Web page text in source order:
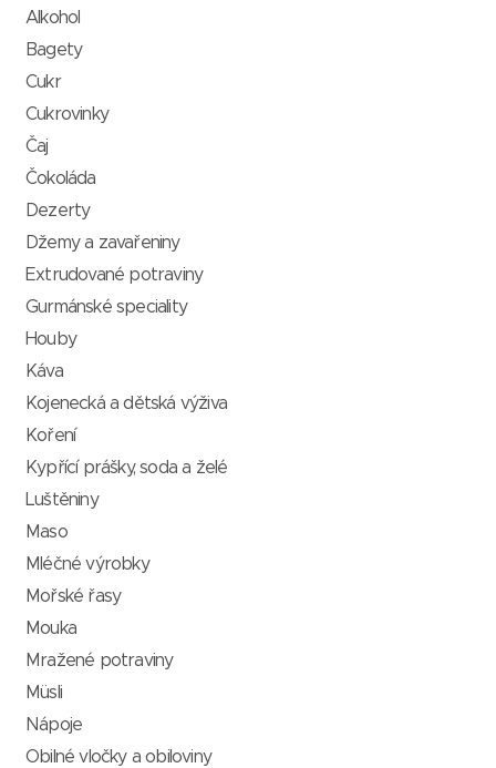
Alkohol
Bagety
Cukr
Cukrovinky
Čaj
Čokoláda
Dezerty
Džemy a zavařeniny
Extrudované potraviny
Gurmánské speciality
Houby
Káva
Kojenecká a dětská výživa
Koření
Kypřící prášky, soda a želé
Luštěniny
Maso
Mléčné výrobky
Mořské řasy
Mouka
Mražené potraviny
Müsli
Nápoje
Obilné vločky a obiloviny